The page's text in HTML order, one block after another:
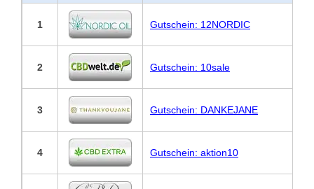
1 Gutschein: 12NORDIC
2 Gutschein: 10sale
3 Gutschein: DANKEJANE
4 Gutschein: aktion10